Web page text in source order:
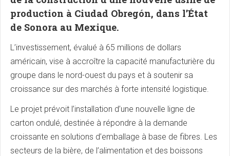
production à Ciudad Obregón, dans l’État
de Sonora au Mexique.
L’investissement, évalué à 65 millions de dollars
américain, vise à accroître la capacité manufacturière du
groupe dans le nord-ouest du pays et à soutenir sa
croissance sur des marchés à forte intensité logistique.
Le projet prévoit l’installation d’une nouvelle ligne de
carton ondulé, destinée à répondre à la demande
croissante en solutions d’emballage à base de fibres. Les
secteurs de la bière, de l’alimentation et des boissons